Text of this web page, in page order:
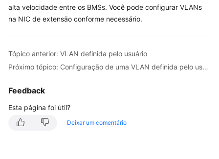
Configuração
de
definida
pelo
Enterprise
Server
alta velocidade entre os BMSs. Você pode configurar VLANs
na NIC de extensão conforme necessário.
Tópico anterior: VLAN definida pelo usuário
Próximo tópico: Configuração de uma VLAN definida pelo usuário (SUSE Linux Enterprise Server 12)
Feedback
Esta página foi útil?
Deixar um comentário